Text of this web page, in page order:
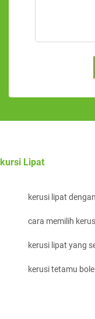
kursi Lipat
kerusi lipat
cara memilih
kerusi lipat yang
kerusi tetamu